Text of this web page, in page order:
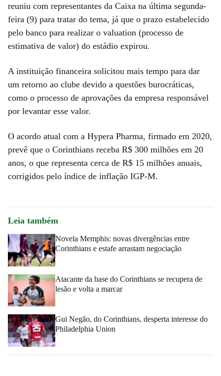
reuniu com representantes da Caixa na última segunda-
feira (9) para tratar do tema, já que o prazo estabelecido
pelo banco para realizar o valuation (processo de
estimativa de valor) do estádio expirou.
A instituição financeira solicitou mais tempo para dar
um retorno ao clube devido a questões burocráticas,
como o processo de aprovações da empresa responsável
por levantar esse valor.
O acordo atual com a Hypera Pharma, firmado em 2020,
prevê que o Corinthians receba R$ 300 milhões em 20
anos, o que representa cerca de R$ 15 milhões anuais,
corrigidos pelo índice de inflação IGP-M.
Leia também
Novela Memphis: novas divergências entre
Corinthians e estafe arrastam negociação
Atacante da base do Corinthians se recupera de
lesão e volta a marcar
Gui Negão, do Corinthians, desperta interesse do
Philadelphia Union